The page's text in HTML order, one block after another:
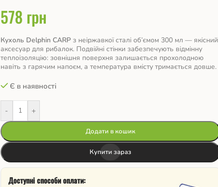
578 грн
Кухоль Delphin CARPз неіржавкої сталі об’ємом 300 мл — якісний
аксесуар для рибалок. Подвійні стінки забезпечують відмінну
теплоізоляцію: зовнішня поверхня залишається прохолодною
навіть з гарячим напоєм, а температура вмісту тримається довше.
Є в наявності
- +
Додати в кошик
Купити зараз
Доступні способи оплати: